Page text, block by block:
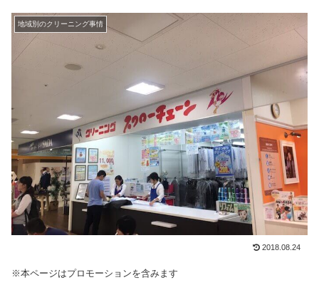
地域別のクリーニング事情
2018.08.24
※本ページはプロモーションを含みます